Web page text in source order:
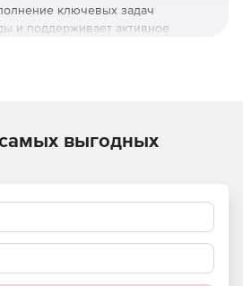
ключевых задач
и поддерживает активное
«Альт
самых выгодных